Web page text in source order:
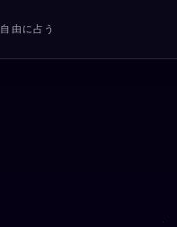
自由に占う